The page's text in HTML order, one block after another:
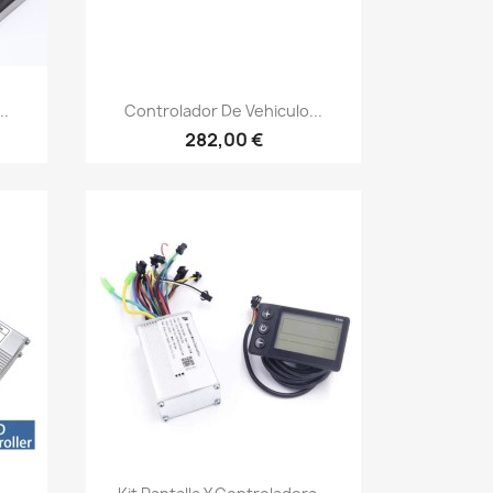
Vista rápida
Controlador De Vehiculo...
282,00 €
Vista rápida